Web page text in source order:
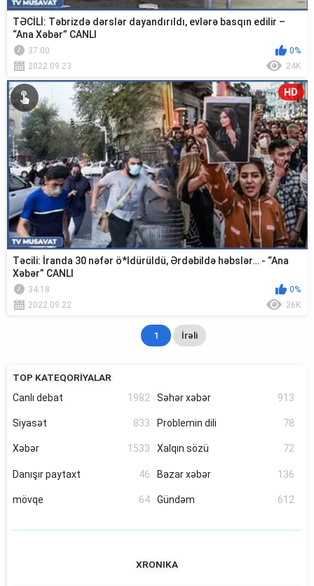
TOP KATEQORİYALAR
Canlı debat
1982 Səhər xəbər 913
Siyasət 833 Problemin dili 78
Xəbər 1533 Xalqın sözü 72
Danışır paytaxt 46 Bazar xəbər 136
mövqe 64 Gündəm 612
XRONIKA
TƏCİLİ: Təbrizdə dərslər dayandırıldı, evlərə basqın edilir –
“Ana Xəbər” CANLI
37:00
0%
2022.09.23
24K
HD
Təcili: İranda 30 nəfər ö*ldürüldü, Ərdəbildə həbslər… - “Ana
Xəbər” CANLI
34:18
0%
2022.09.22
26K
1 İrəli